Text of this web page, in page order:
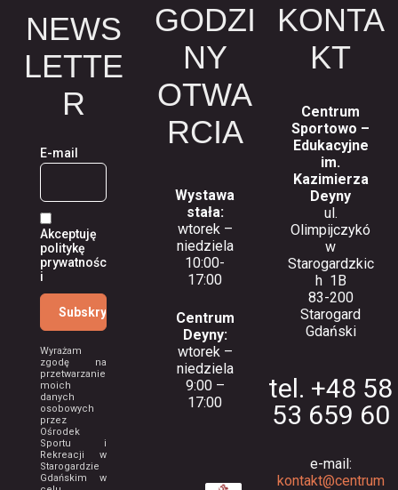
NEWS
LETTE
R
E-mail
Akceptuję
politykę
prywatnośc
i
Wyrażam
zgodę na
przetwarzanie
moich
danych
osobowych
przez
Ośrodek
Sportu i
Rekreacji w
Starogardzie
Gdańskim w
GODZI
NY
OTWA
RCIA
Wystawa
stała:
wtorek –
niedziela
10:00-
17:00
Centrum
Deyny:
wtorek –
niedziela
9:00 –
17:00
KONTA
KT
Centrum
Sportowo –
Edukacyjne
im.
Kazimierza
Deyny
ul.
Olimpijczykó
w
Starogardzkic
h 1B
83-200
Starogard
Gdański
tel. +48 58
53 659 60
e-mail:
kontakt@centrum